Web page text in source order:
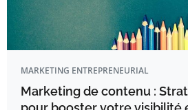
MARKETING ENTREPRENEURIAL
Marketing de contenu :